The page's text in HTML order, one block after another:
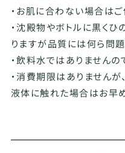
・お肌に合わない場合はご
・沈殿物やボトルに黒く
りますが品質には何ら問題
・飲料水ではありませんの
・消費期限はありません
液体に触れた場合はお早